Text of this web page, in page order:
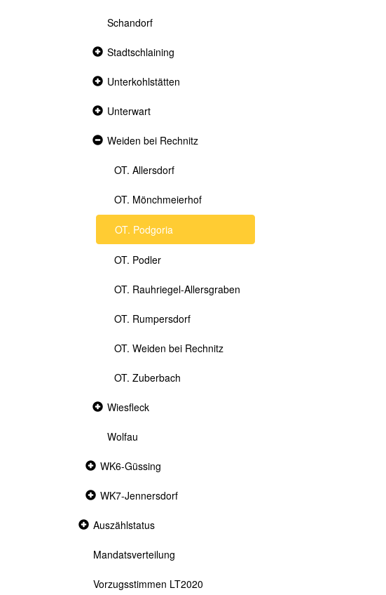
Schandorf
Collapsed
Stadtschlaining
Collapsed
Unterkohlstätten
Collapsed
Unterwart
Expanded
Weiden bei Rechnitz
OT. Allersdorf
OT. Mönchmeierhof
OT. Podgoria
OT. Podler
OT. Rauhriegel-Allersgraben
OT. Rumpersdorf
OT. Weiden bei Rechnitz
OT. Zuberbach
Collapsed
Wiesfleck
Wolfau
Collapsed
WK6-Güssing
Collapsed
WK7-Jennersdorf
Collapsed
Auszählstatus
Mandatsverteilung
Vorzugsstimmen LT2020